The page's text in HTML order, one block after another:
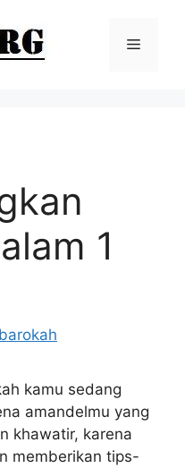
Menu
1
kamu sedang
amandelmu yang
khawatir, karena
memberikan tips-